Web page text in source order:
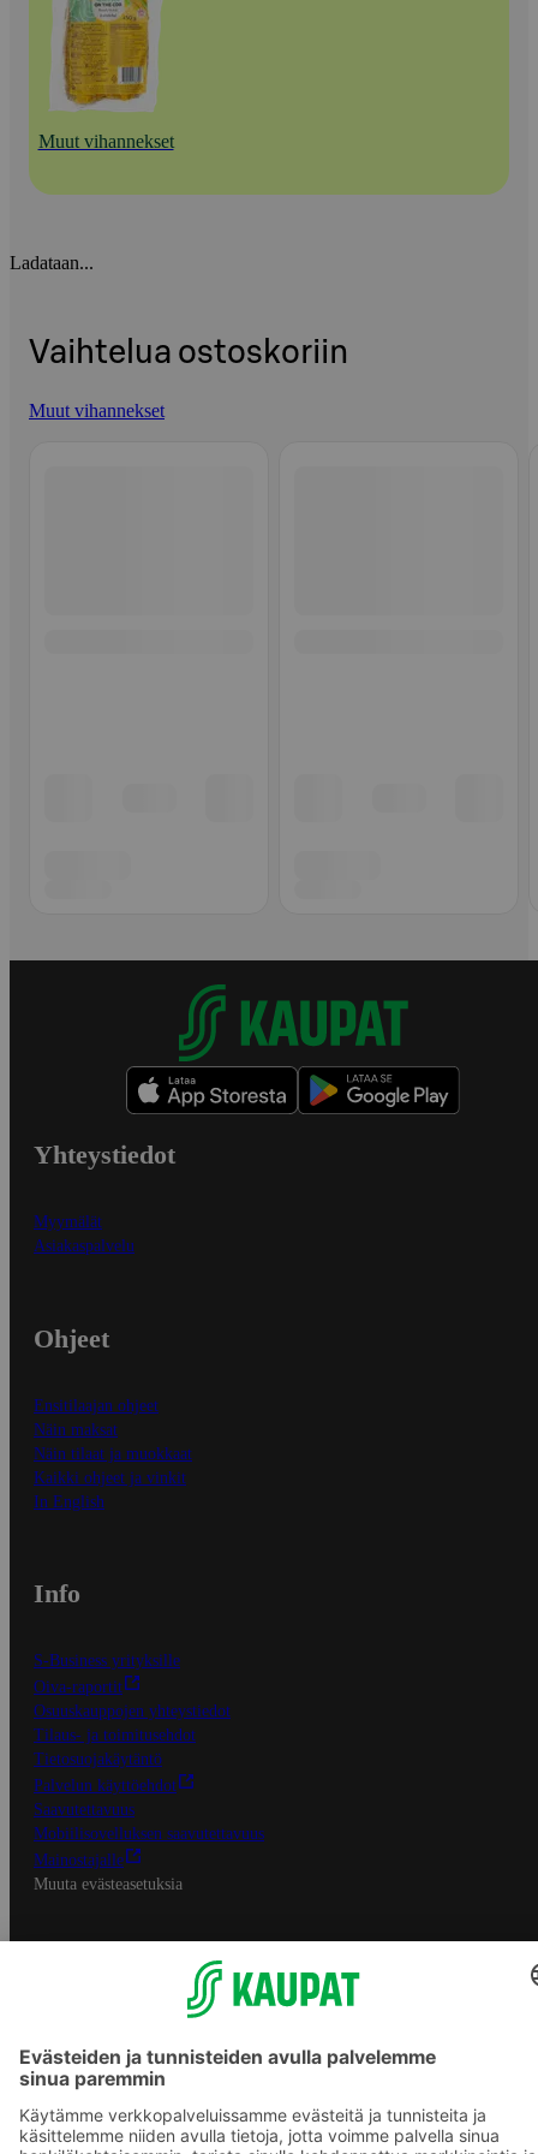
Muut vihannekset
Ladataan...
Vaihtelua ostoskoriin
Muut vihannekset
Yhteystiedot
Myymälät
Asiakaspalvelu
Ohjeet
Ensitilaajan ohjeet
Näin maksat
Näin tilaat ja muokkaat
Kaikki ohjeet ja vinkit
In English
Info
S-Business yrityksille
Oiva-raportit
Osuuskauppojen yhteystiedot
Tilaus- ja toimitusehdot
Tietosuojakäytäntö
Palvelun käyttöehdot
Saavutettavuus
Mobiilisovelluksen saavutettavuus
Mainostajalle
Muuta evästeasetuksia
S-ryhmän palvelut
S-ryhmä
Asiakasomistajuus
S-ostoslista -sovellus